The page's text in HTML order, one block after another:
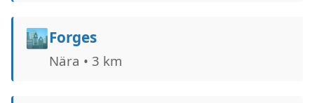
🏙️Forges
Nära • 3 km